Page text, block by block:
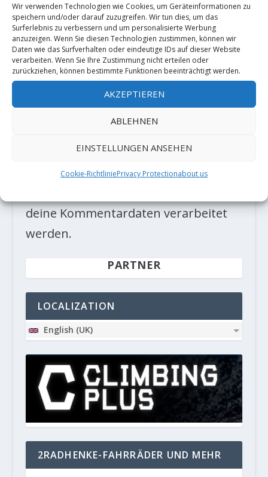
Wir verwenden Technologien wie Cookies, um Geräteinformationen zu
speichern und/oder darauf zuzugreifen. Wir tun dies, um das
Surferlebnis zu verbessern und um personalisierte Werbung
anzuzeigen. Wenn Sie diesen Technologien zustimmen, können wir
Daten wie das Surfverhalten oder eindeutige IDs auf dieser Website
verarbeiten. Wenn Sie Ihre Zustimmung nicht erteilen oder
zurückziehen, können bestimmte Funktionen beeinträchtigt werden.
AKZEPTIEREN
ABLEHNEN
EINSTELLUNGEN ANSEHEN
Cookie-RichtliniePrivacy Protectionabout us
Diese Website verwendet Akismet, um
deine Kommentardaten verarbeitet
werden.
PARTNER
LOCALIZATION
English (UK)
2RADHENKE-FAHRRÄDER UND MEHR